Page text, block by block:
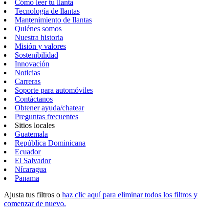
Cómo leer tu llanta
Tecnología de llantas
Mantenimiento de llantas
Quiénes somos
Nuestra historia
Misión y valores
Sostenibilidad
Innovación
Noticias
Carreras
Soporte para automóviles
Contáctanos
Obtener ayuda/chatear
Preguntas frecuentes
Sitios locales
Guatemala
República Dominicana
Ecuador
El Salvador
Nícaragua
Panama
Ajusta tus filtros o haz clic aquí para eliminar todos los filtros y
comenzar de nuevo.